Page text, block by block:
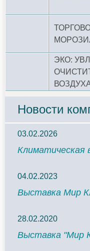
ЭКО:
Новости
03.02.2026
Климатическая
04.02.2023
Выставка Мир
28.02.2020
Выставка "Мир